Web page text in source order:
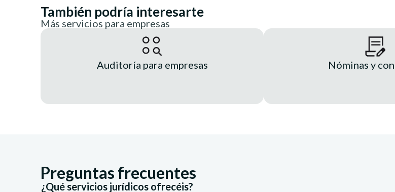
También podría interesarte
Más servicios para empresas
Auditoría para empresas Nóminas y
Preguntas frecuentes
¿Qué servicios jurídicos ofrecéis?